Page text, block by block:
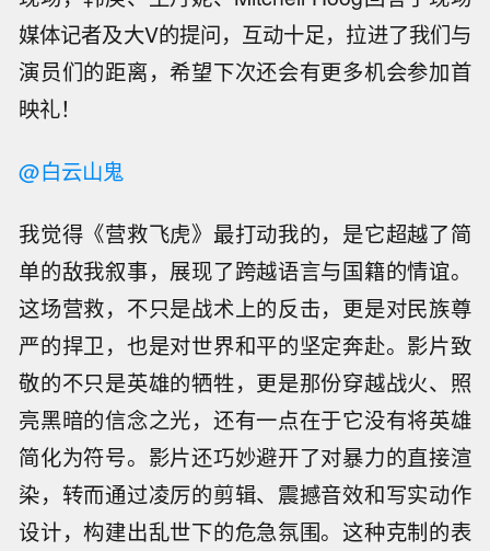
媒体记者及大V的提问，互动十足，拉进了我们与
演员们的距离，希望下次还会有更多机会参加首
映礼！
@白云山鬼
我觉得《营救飞虎》最打动我的，是它超越了简
单的敌我叙事，展现了跨越语言与国籍的情谊。
这场营救，不只是战术上的反击，更是对民族尊
严的捍卫，也是对世界和平的坚定奔赴。影片致
敬的不只是英雄的牺牲，更是那份穿越战火、照
亮黑暗的信念之光，还有一点在于它没有将英雄
简化为符号。影片还巧妙避开了对暴力的直接渲
染，转而通过凌厉的剪辑、震撼音效和写实动作
设计，构建出乱世下的危急氛围。这种克制的表